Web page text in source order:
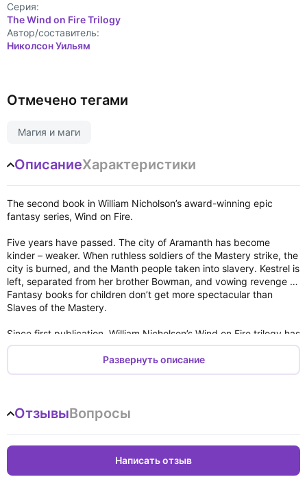
Cерия:
The Wind on Fire Trilogy
Автор/составитель:
Николсон Уильям
Отмечено тегами
Магия и маги
ОписаниеХарактеристики
The second book in William Nicholson’s award-winning epic
fantasy series, Wind on Fire.
Five years have passed. The city of Aramanth has become
kinder – weaker. When ruthless soldiers of the Mastery strike, the
city is burned, and the Manth people taken into slavery. Kestrel is
left, separated from her brother Bowman, and vowing revenge …
Fantasy books for children don’t get more spectacular than
Slaves of the Mastery.
Since first publication, William Nicholson’s Wind on Fire trilogy has
been translated into over 25 languages and won prizes including
the Blue Peter Book Award and Smarties Prize Gold Award. One
of the greatest writers of our time, William Nicholson has not only
and the BAFTA-winning play Shadowlands.
Развернуть описание
ОтзывыВопросы
Написать отзыв